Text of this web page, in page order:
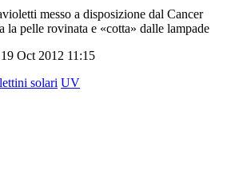
messo a disposizione dal Cancer
la pelle rovinata e «cotta» dalle lampade
Oct 2012 11:15
lettini solari UV